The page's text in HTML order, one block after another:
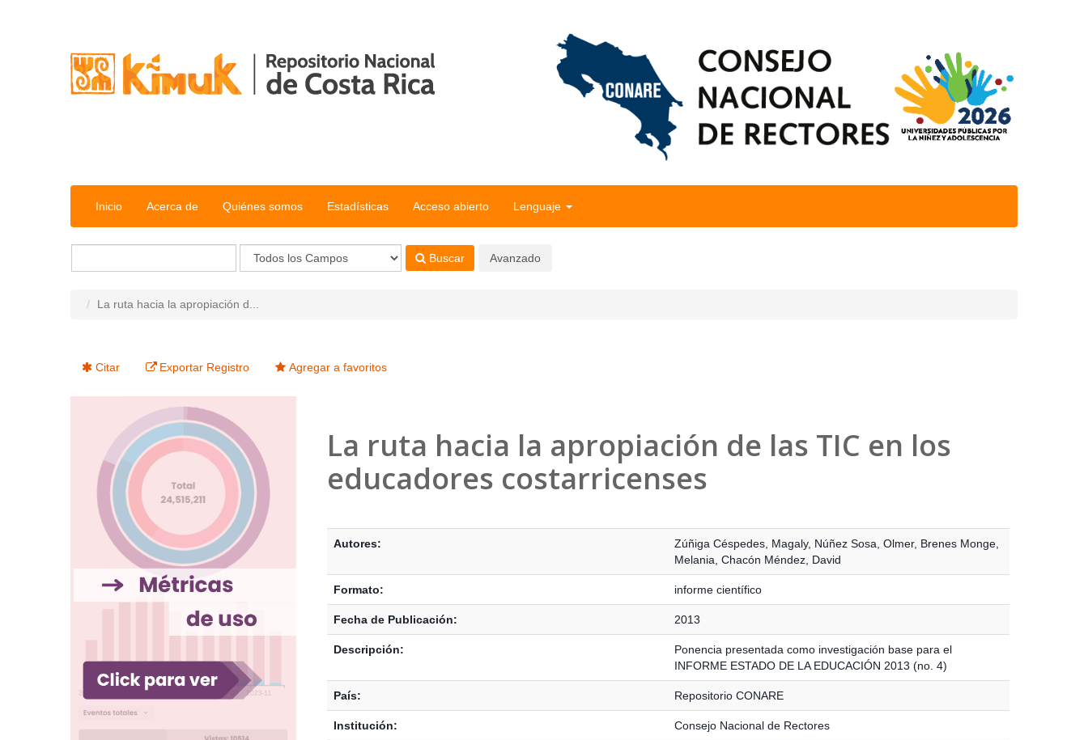
Inicio Acerca de Quiénes somos Estadísticas Acceso abierto Lenguaje
Buscar Avanzado
La ruta hacia la apropiación d...
Citar Exportar Registro Agregar a favoritos
La ruta hacia la apropiación de las TIC en los
educadores costarricenses
Autores: Zúñiga Céspedes, Magaly, Núñez Sosa, Olmer, Brenes Monge,
Melania Chacón Méndez, David
Formato: informe científico
Fecha de Publicación: 2013
Descripción:
Ponencia presentada como investigación base para el
INFORME ESTADO DE LA EDUCACIÓN 2013 (no. 4)
País: Repositorio CONARE
Institución: Consejo Nacional de Rectores